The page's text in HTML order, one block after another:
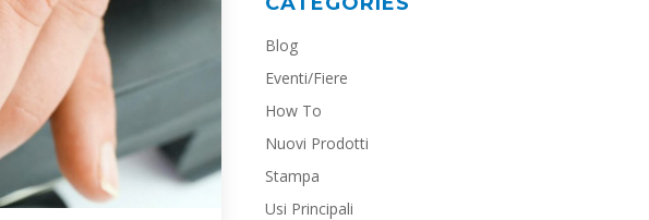
Blog
Eventi/Fiere
How To
Nuovi Prodotti
Stampa
Usi Principali